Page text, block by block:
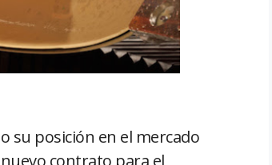
su posición en el mercado
contrato para el